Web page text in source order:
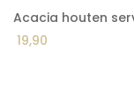
Acacia houten
19,90